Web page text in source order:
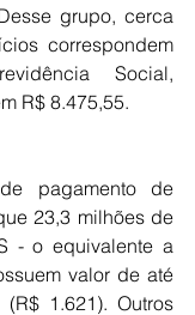
grupo, cerca
correspondem
Social,
R$ 8.475,55.
pagamento de
23,3 milhões de
- o equivalente a
valor de até
1.621). Outros